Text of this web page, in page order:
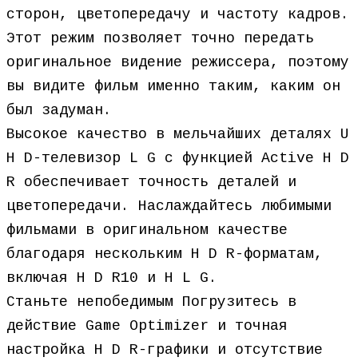
сторон, цветопередачу и частоту кадров.
Этот режим позволяет точно передать
оригинальное видение режиссера, поэтому
вы видите фильм именно таким, каким он
был задуман.
Высокое качество в мельчайших деталях U
H D-телевизор L G с функцией Active H D
R обеспечивает точность деталей и
цветопередачи. Наслаждайтесь любимыми
фильмами в оригинальном качестве
благодаря нескольким H D R-форматам,
включая H D R10 и H L G.
Станьте непобедимым Погрузитесь в
действие Game Optimizer и точная
настройка H D R-графики и отсутствие